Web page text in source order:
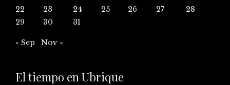
22
23 24 25 26 27
28
29
30 31
« Sep Nov »
El tiempo en Ubrique